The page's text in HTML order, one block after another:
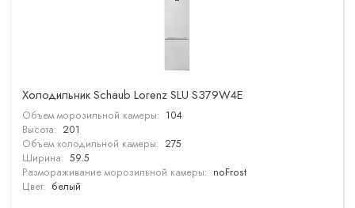
Холодильник Schaub Lorenz SLU S379W4E
Объем морозильной камеры: 104
Высота: 201
Объем холодильной камеры: 275
Ширина: 59.5
Размораживание морозильной камеры: noFrost
Цвет: белый